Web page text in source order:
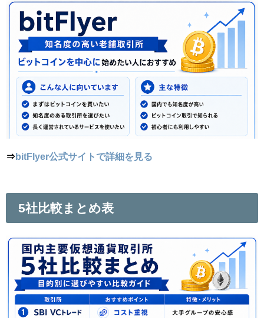
⇒bitFlyer公式サイトで詳細を見る
5社比較まとめ表